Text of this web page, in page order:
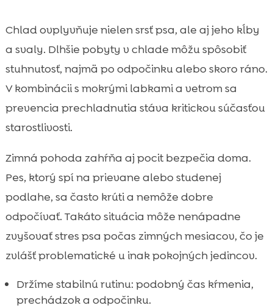
Chlad ovplyvňuje nielen srsť psa, ale aj jeho kĺby
a svaly. Dlhšie pobyty v chlade môžu spôsobiť
stuhnutosť, najmä po odpočinku alebo skoro ráno.
V kombinácii s mokrými labkami a vetrom sa
prevencia prechladnutia stáva kritickou súčasťou
starostlivosti.
Zimná pohoda zahŕňa aj pocit bezpečia doma.
Pes, ktorý spí na prievane alebo studenej
podlahe, sa často krúti a nemôže dobre
odpočívať. Takáto situácia môže nenápadne
zvyšovať stres psa počas zimných mesiacov, čo je
zvlášť problematické u inak pokojných jedincov.
Držíme stabilnú rutinu: podobný čas kŕmenia,
prechádzok a odpočinku.